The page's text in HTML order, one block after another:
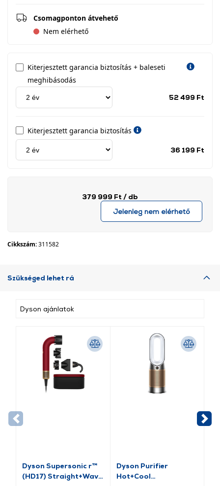
Csomagponton átvehető
Nem elérhető
Kiterjesztett garancia biztosítás + baleseti
meghibásodás
52 499 Ft
Kiterjesztett garancia biztosítás
36 199 Ft
379 999 Ft / db
Jelenleg nem elérhető
Cikkszám:311582
Szükséged lehet rá
Dyson ajánlatok
Dyson Supersonic r™
(HD17) Straight+Wavy
Dyson Purifier
Hot+Cool